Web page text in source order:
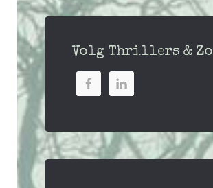
Volg Thrillers & Zo